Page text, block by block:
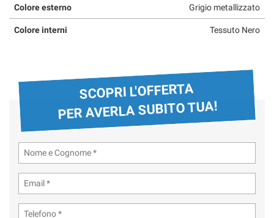
Colore esterno Grigio metallizzato
Colore interni Tessuto Nero
SCOPRI L'OFFERTA
PER AVERLA SUBITO TUA!
policy.
Puoi
rivedere
tue
scelte
in
qualsiasi
momento.